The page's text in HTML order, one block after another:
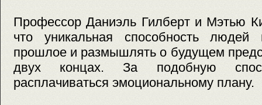
Профессор Даниэль Гилберт и Мэтью
что уникальная способность людей
прошлое и размышлять о будущем
двух концах. За подобную
расплачиваться эмоциональному плану.